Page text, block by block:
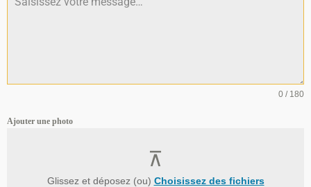
0 / 180
Ajouter une photo
Glissez et déposez (ou) Choisissez des fichiers